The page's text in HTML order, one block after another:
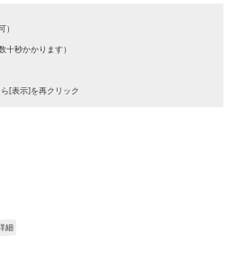
）
十秒かかります）
[表示]を再クリック
細